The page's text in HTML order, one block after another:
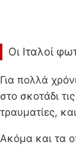
Οι Ιταλοί
Για πολλά
στο σκοτάδι τις
τραυματίες,
Ακόμα και τα